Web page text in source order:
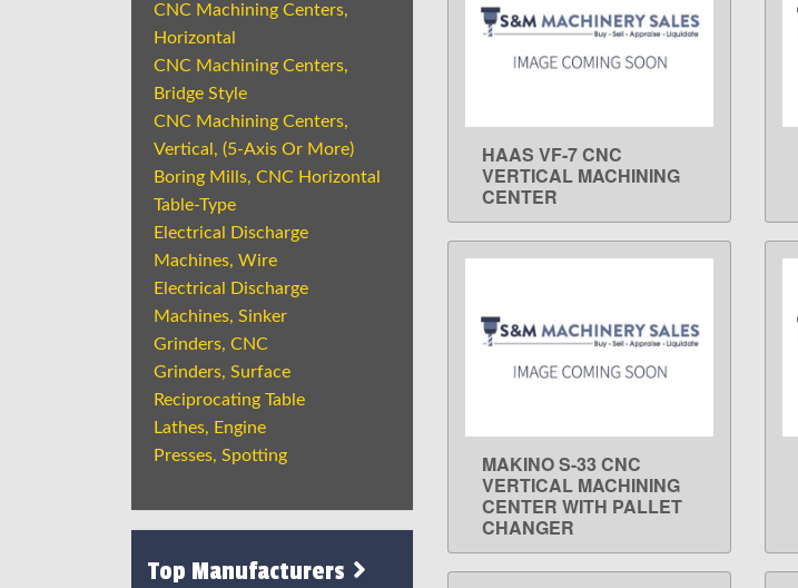
CNC Machining Centers,
Horizontal
CNC Machining Centers,
Bridge Style
CNC Machining Centers,
Vertical, (5-Axis Or More)
Boring Mills, CNC Horizontal
Table-Type
Electrical Discharge
Machines, Wire
Electrical Discharge
Machines, Sinker
Grinders, CNC
Grinders, Surface
Reciprocating Table
Lathes, Engine
Presses, Spotting
Top Manufacturers
LEARN MORE
HAAS VF-7 CNC
VERTICAL MACHINING
CENTER
LEARN MORE
MAKINO S-33 CNC
VERTICAL MACHINING
CENTER WITH PALLET
CHANGER